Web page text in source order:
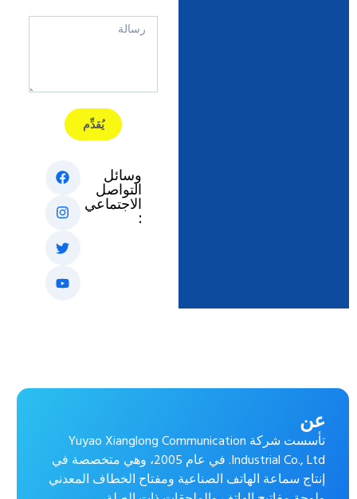
يُقدِّم
وسائل
التواصل
الاجتماعي
عن
تأسست شركة Yuyao Xianglong Communication
Industrial Co., Ltd. في عام 2005، وهي متخصصة في
إنتاج سماعة الهاتف الصناعية ومفتاح الخطاف المعدني